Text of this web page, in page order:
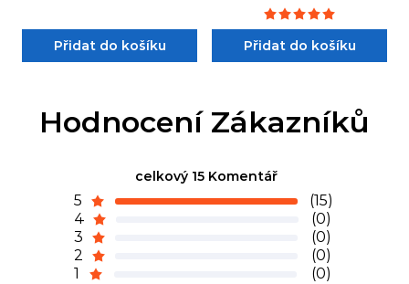
Přidat do košíku Přidat do košíku
Hodnocení Zákazníků
celkový 15 Komentář
5
(15)
4
(0)
3
(0)
2
(0)
1
(0)